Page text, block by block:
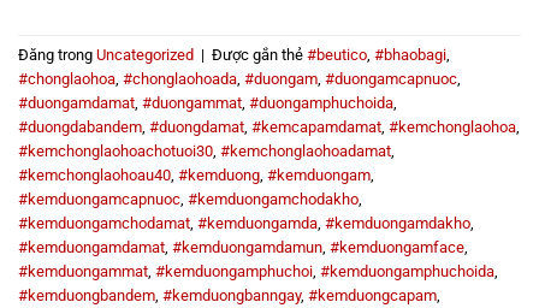
Đăng trong Uncategorized | Được gắn thẻ #beutico, #bhaobagi,
#chonglaohoa, #chonglaohoada, #duongam, #duongamcapnuoc,
#duongamdamat, #duongammat, #duongamphuchoida,
#duongdabandem, #duongdamat, #kemcapamdamat, #kemchonglaohoa,
#kemchonglaohoachotuoi30, #kemchonglaohoadamat,
#kemchonglaohoau40, #kemduong, #kemduongam,
#kemduongamcapnuoc, #kemduongamchodakho,
#kemduongamchodamat, #kemduongamda, #kemduongamdakho,
#kemduongamdamat, #kemduongamdamun, #kemduongamface,
#kemduongammat, #kemduongamphuchoi, #kemduongamphuchoida,
#kemduongbandem, #kemduongbanngay, #kemduongcapam,